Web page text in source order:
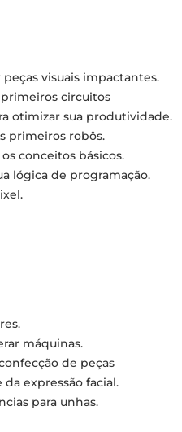
visuais impactantes.
circuitos
otimizar sua produtividade.
primeiros robôs.
conceitos básicos.
lógica de programação.
máquinas.
de peças
expressão facial.
para unhas.